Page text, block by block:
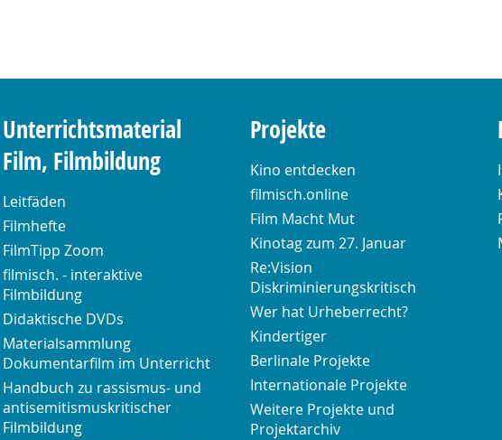
Unterrichtsmaterial
Film, Filmbildung
Leitfäden
Filmhefte
FilmTipp Zoom
filmisch. - interaktive
Filmbildung
Didaktische DVDs
Materialsammlung
Dokumentarfilm im Unterricht
Handbuch zu rassismus- und
antisemitismuskritischer
Filmbildung
Projekte
Kino entdecken
filmisch.online
Film Macht Mut
Kinotag zum 27. Januar
Re:Vision
Diskriminierungskritisch
Wer hat Urheberrecht?
Kindertiger
Berlinale Projekte
Internationale Projekte
Weitere Projekte und
Projektarchiv